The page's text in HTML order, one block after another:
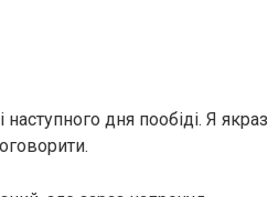
дня пообіді. Я якраз